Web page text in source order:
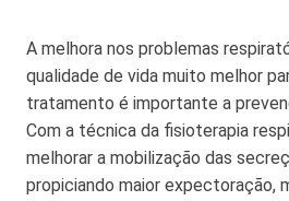
A melhora nos problemas
qualidade de vida muito melhor
tratamento é importante a
Com a técnica da fisioterapia
melhorar a mobilização das
propiciando maior expectoração,